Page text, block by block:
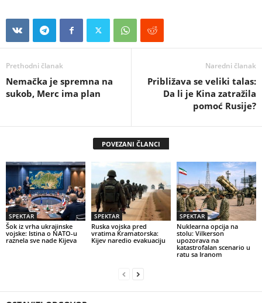
Prethodni članak
Nemačka je spremna na
sukob, Merc ima plan
Naredni članak
Približava se veliki talas:
Da li je Kina zatražila
pomoć Rusije?
POVEZANI ČLANCI
SPEKTAR
Šok iz vrha ukrajinske
vojske: Istina o NATO-u
raznela sve nade Kijeva
SPEKTAR
Ruska vojska pred
vratima Kramatorska:
Kijev naredio evakuaciju
SPEKTAR
Nuklearna opcija na
stolu: Vilkerson
upozorava na
katastrofalan scenario u
ratu sa Iranom